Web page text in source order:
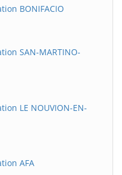
BONIFACIO
SAN-MARTINO-
LE NOUVION-EN-
AFA